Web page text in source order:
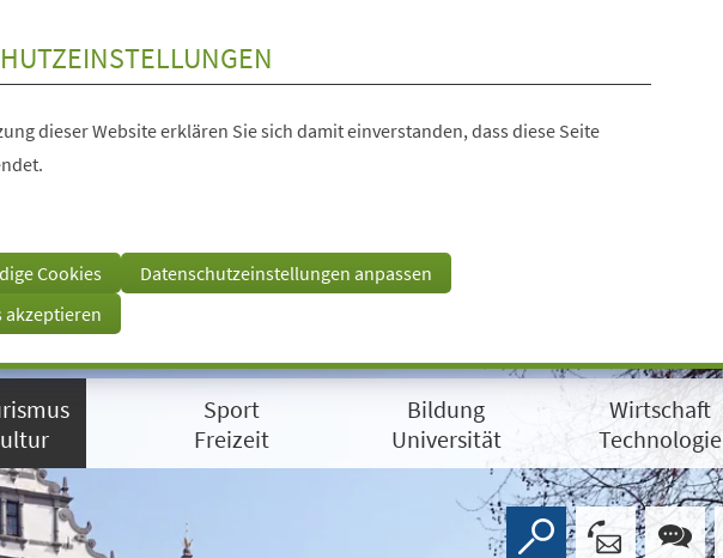
dieser Website erklären Sie sich damit einverstanden, dass diese Seite
Cookies
Datenschutzeinstellungen anpassen
akzeptieren
Sport
Freizeit
Bildung
Universität
Wirtschaft
Technologie